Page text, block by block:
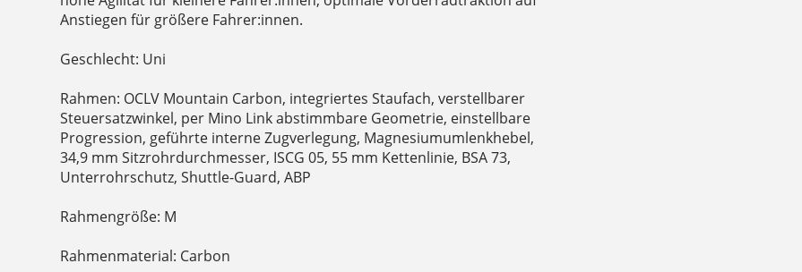
Anstiegen für größere Fahrer:innen.
Geschlecht: Uni
Rahmen: OCLV Mountain Carbon, integriertes Staufach, verstellbarer
Steuersatzwinkel, per Mino Link abstimmbare Geometrie, einstellbare
Progression, geführte interne Zugverlegung, Magnesiumumlenkhebel,
34,9 mm Sitzrohrdurchmesser, ISCG 05, 55 mm Kettenlinie, BSA 73,
Unterrohrschutz, Shuttle-Guard, ABP
Rahmengröße: M
Rahmenmaterial: Carbon